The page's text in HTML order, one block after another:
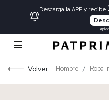
Descarga la APP y recibe
Volver Hombre Ropa